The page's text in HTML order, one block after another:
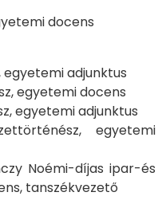
docens
egyetemi adjunktus
egyetemi docens
egyetemi adjunktus
egyetemi
Noémi-díjas ipar-és
tanszékvezető